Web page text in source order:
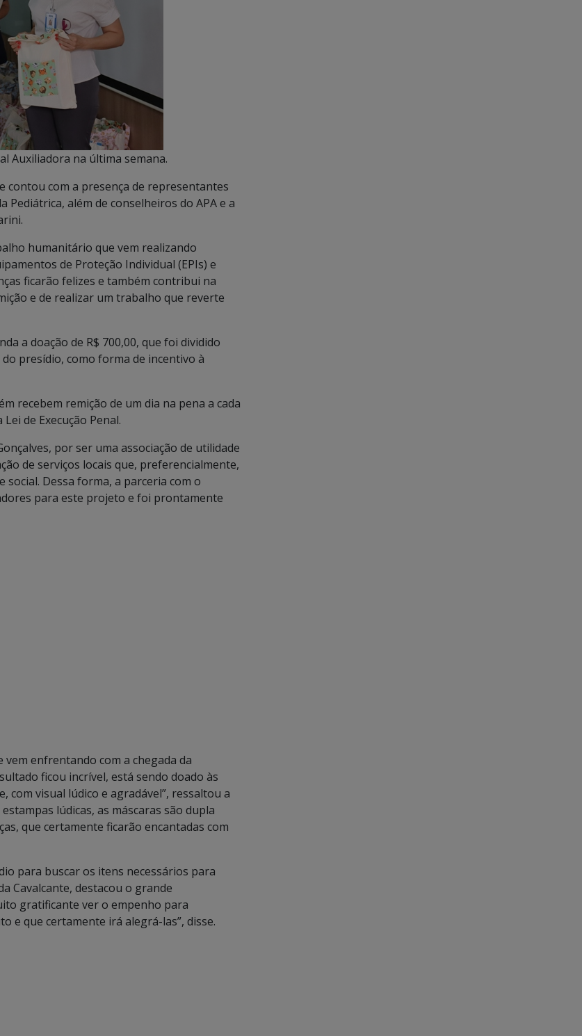
Auxiliadora na última semana.
contou com a presença de representantes
além de conselheiros do APA e a
humanitário que vem realizando
de Proteção Individual (EPIs) e
ficarão felizes e também contribui na
e de realizar um trabalho que reverte
a doação de R$ 700,00, que foi dividido
presídio, como forma de incentivo à
recebem remição de um dia na pena a cada
de Execução Penal.
por ser uma associação de utilidade
de serviços locais que, preferencialmente,
Dessa forma, a parceria com o
para este projeto e foi prontamente
enfrentando com a chegada da
ficou incrível, está sendo doado às
com visual lúdico e agradável”, ressaltou a
lúdicas, as máscaras são dupla
que certamente ficarão encantadas com
para buscar os itens necessários para
Cavalcante, destacou o grande
gratificante ver o empenho para
e que certamente irá alegrá-las”, disse.